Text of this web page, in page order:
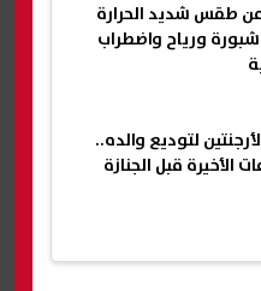
من طقس شديد الحرارة
شبورة ورياح واضطراب
لتوديع والده..
الأخيرة قبل الجنازة